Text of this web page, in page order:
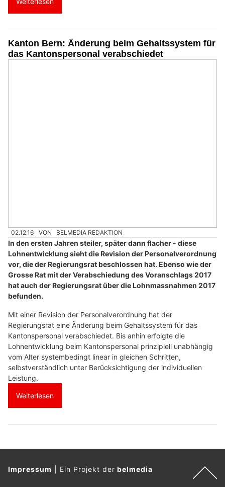
Kanton Bern: Änderung beim Gehaltssystem für
das Kantonspersonal verabschiedet
02.12.16 VON BELMEDIA REDAKTION
In den ersten Jahren steiler, später dann flacher - diese
Lohnentwicklung sieht die Revision der Personalverordnung
vor, die der Regierungsrat beschlossen hat. Ebenso wie der
Grosse Rat mit der Verabschiedung des Voranschlags 2017
hat auch der Regierungsrat über die Lohnmassnahmen 2017
befunden.
Mit einer Revision der Personalverordnung hat der
Regierungsrat eine Änderung beim Gehaltssystem für das
Kantonspersonal verabschiedet. Bis anhin erfolgte die
Lohnentwicklung beim Kantonspersonal prinzipiell unabhängig
vom Alter systembedingt linear in gleichen Schritten,
selbstverständlich unter Berücksichtigung der individuellen
Leistung.
Weiterlesen
Impressum Ein Projekt derbelmedia